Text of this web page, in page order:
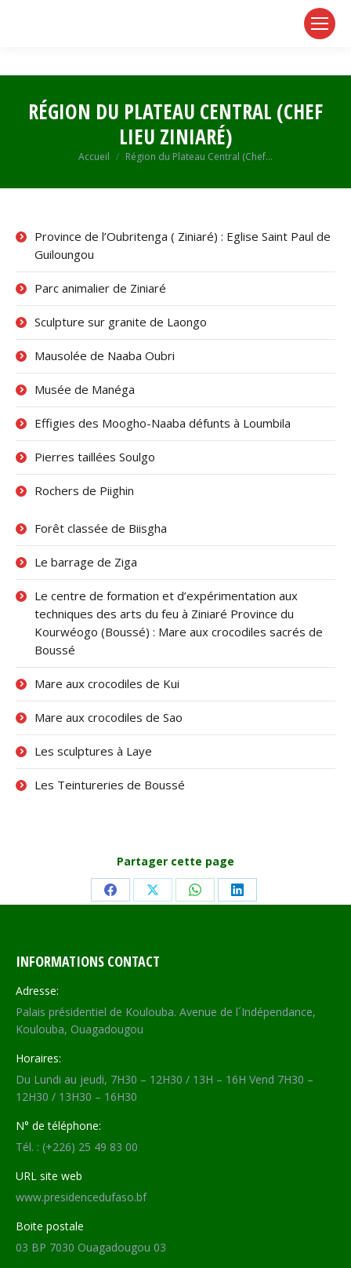
RÉGION DU PLATEAU CENTRAL (CHEF
LIEU ZINIARÉ)
Vous êtes ici :
Accueil Région du Plateau Central (Chef…
Province de l’Oubritenga ( Ziniaré) : Eglise Saint Paul de
Guiloungou
Parc animalier de Ziniaré
Sculpture sur granite de Laongo
Mausolée de Naaba Oubri
Musée de Manéga
Effigies des Moogho-Naaba défunts à Loumbila
Pierres taillées Soulgo
Rochers de Piighin
Forêt classée de Biisgha
Le barrage de Ziga
Le centre de formation et d’expérimentation aux
techniques des arts du feu à Ziniaré Province du
Kourwéogo (Boussé) : Mare aux crocodiles sacrés de
Boussé
Mare aux crocodiles de Kui
Mare aux crocodiles de Sao
Les sculptures à Laye
Les Teintureries de Boussé
Partager cette page
Share Share Share Share
INFORMATIONS CONTACT
Adresse:
Palais présidentiel de Koulouba. Avenue de l´Indépendance,
Koulouba, Ouagadougou
Horaires:
Du Lundi au jeudi, 7H30 – 12H30 / 13H – 16H Vend 7H30 –
12H30 / 13H30 – 16H30
N° de téléphone:
Tél. : (+226) 25 49 83 00
URL site web
www.presidencedufaso.bf
Boite postale
03 BP 7030 Ouagadougou 03